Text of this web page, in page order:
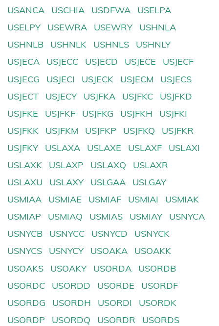
USANCA
USCHIA USDFWA
USELPA
USELPY
USEWRA USEWRY
USHNLA
USHNLB
USHNLK USHNLS
USHNLY
USJECA
USJECC USJECD USJECE
USJECF
USJECG
USJECI USJECK USJECM
USJECS
USJECT
USJECY USJFKA USJFKC
USJFKD
USJFKE
USJFKF USJFKG USJFKH
USJFKI
USJFKK
USJFKM USJFKP USJFKQ
USJFKR
USJFKY
USLAXA USLAXE USLAXF
USLAXI
USLAXK
USLAXP USLAXQ
USLAXR
USLAXU
USLAXY USLGAA
USLGAY
USMIAA
USMIAE USMIAF USMIAI
USMIAK
USMIAP
USMIAQ USMIAS USMIAY
USNYCA
USNYCB
USNYCC USNYCD
USNYCK
USNYCS
USNYCY USOAKA
USOAKK
USOAKS
USOAKY USORDA
USORDB
USORDC
USORDD USORDE
USORDF
USORDG
USORDH USORDI
USORDK
USORDP
USORDQ USORDR
USORDS